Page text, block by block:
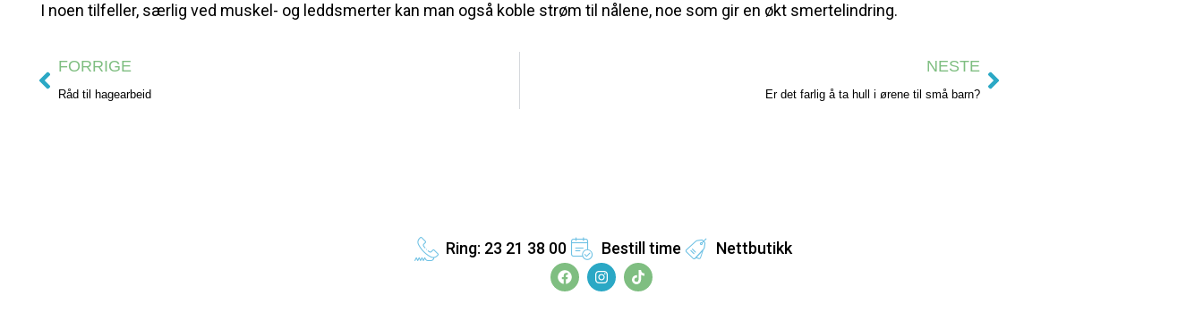
I noen tilfeller, særlig ved muskel- og leddsmerter kan man også koble strøm til nålene, noe som gir en økt smertelindring.
FORRIGE
Råd til hagearbeid
NESTE
Er det farlig å ta hull i ørene til små barn?
Ring: 23 21 38 00 Bestill time Nettbutikk